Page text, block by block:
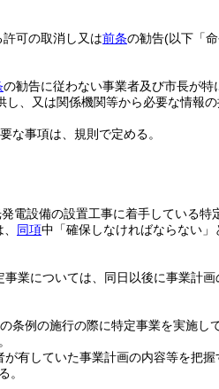
可の取消し又は前条の勧告(以下「
の勧告に従わない事業者及び市長が
し、又は関係機関等から必要な情報の
な事項は、規則で定める。
電設備の設置工事に着手している特
同項中「確保しなければならない
業については、同日以後に事業計画
条例の施行の際に特定事業を実施し
有していた事業計画の内容等を把握
。